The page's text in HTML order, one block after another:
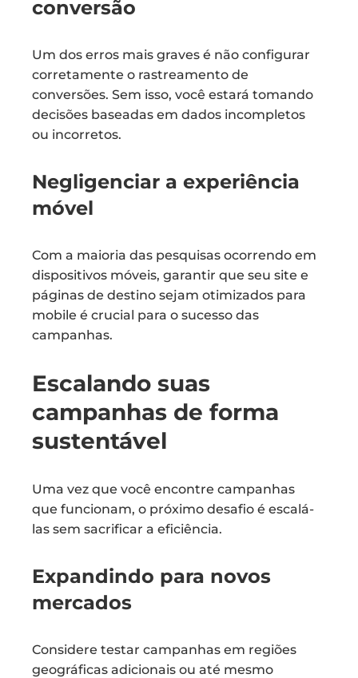
conversão
Um dos erros mais graves é não configurar
corretamente o rastreamento de
conversões. Sem isso, você estará tomando
decisões baseadas em dados incompletos
ou incorretos.
Negligenciar a experiência
móvel
Com a maioria das pesquisas ocorrendo em
dispositivos móveis, garantir que seu site e
páginas de destino sejam otimizados para
mobile é crucial para o sucesso das
campanhas.
Escalando suas
campanhas de forma
sustentável
Uma vez que você encontre campanhas
que funcionam, o próximo desafio é escalá-
las sem sacrificar a eficiência.
Expandindo para novos
mercados
Considere testar campanhas em regiões
geográficas adicionais ou até mesmo